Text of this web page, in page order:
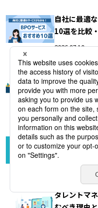
自社に最適
10選を比較
2026.07.10
エンゲージ
化しやすい
活用ポイン
2026.04.15
人的資本経
り組むべき
2026.03.31
タレントマ